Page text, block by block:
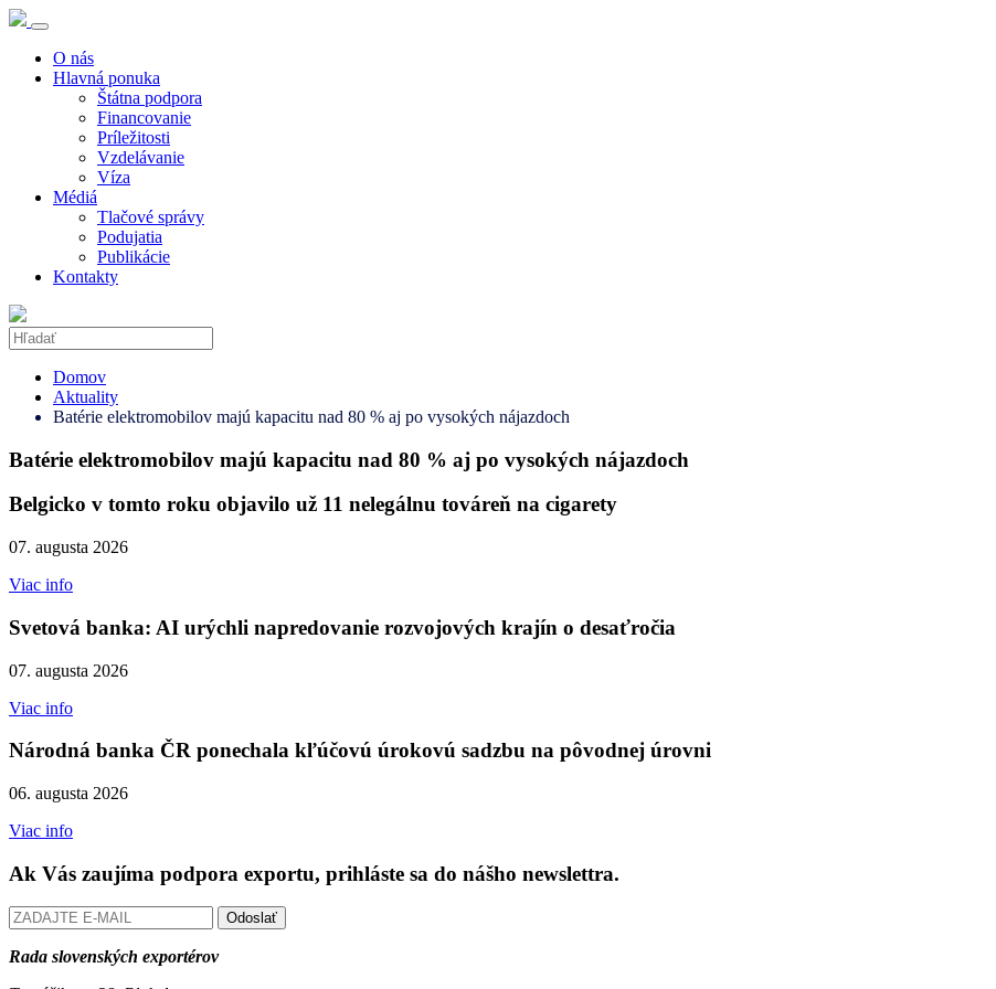
O nás
Hlavná ponuka
Štátna podpora
Financovanie
Príležitosti
Vzdelávanie
Víza
Médiá
Tlačové správy
Podujatia
Publikácie
Kontakty
Domov
Aktuality
Batérie elektromobilov majú kapacitu nad 80 % aj po vysokých nájazdoch
Batérie elektromobilov majú kapacitu nad 80 % aj po vysokých nájazdoch
Belgicko v tomto roku objavilo už 11 nelegálnu továreň na cigarety
07. augusta 2026
Viac info
Svetová banka: AI urýchli napredovanie rozvojových krajín o desaťročia
07. augusta 2026
Viac info
Národná banka ČR ponechala kľúčovú úrokovú sadzbu na pôvodnej úrovni
06. augusta 2026
Viac info
Ak Vás zaujíma podpora exportu, prihláste sa do nášho newslettra.
Odoslať
Rada slovenských exportérov